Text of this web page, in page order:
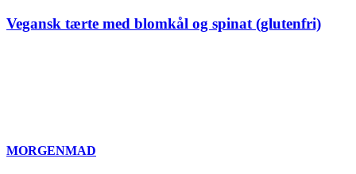
Vegansk tærte med blomkål og spinat (glutenfri)
MORGENMAD